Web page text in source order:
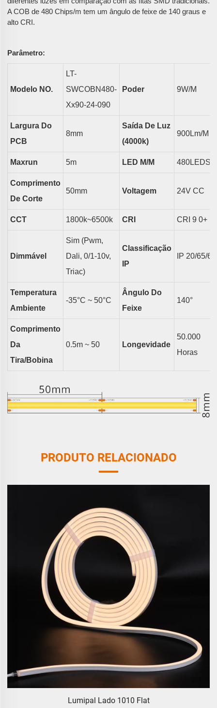
A COB de 480 Chips/m tem um ângulo de feixe de 140 graus e
alto CRI.
Parâmetro:
Modelo NO.
LT-
SWCOBN480-
Xx90-24-090
Poder 9W/m
Largura Do
PCB
8Mm
Saída De Luz
(4000k)
900Lm/m
Maxrun 5M LED M/m 480LEDS/
Comprimento
De Corte
50Mm Voltagem 24V CC
CCT 1800k~6500k CRI CRI 9 0+
Dimmável
Sim (pwm,
Dali, 0/1-10v,
Triac)
Classificação
IP
IP 20/65/67
Temperatura
Ambiente
-35°C ~ 50°C
Ângulo Do
Feixe
140°
Comprimento
Da
Tira/bobina
0.5m ~ 50 Longevidade
50.000
Horas
PRODUTO RELACIONADO
Lumipal Lado 1010 Flat